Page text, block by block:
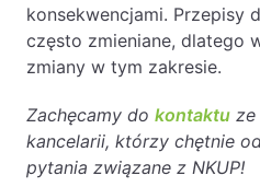
konsekwencjami. Przepisy
często zmieniane, dlatego
zmiany w tym zakresie.
Zachęcamy do kontaktu ze
kancelarii, którzy chętnie
pytania związane z NKUP!